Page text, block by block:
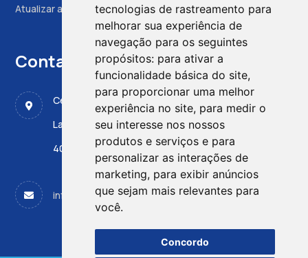
tecnologias de rastreamento para
melhorar sua experiência de
navegação para os seguintes
propósitos: para ativar a
funcionalidade básica do site,
para proporcionar uma melhor
experiência no site, para medir o
seu interesse nos nossos
produtos e serviços e para
personalizar as interações de
marketing, para exibir anúncios
que sejam mais relevantes para
você.
Concordo
Atualizar as preferências das cookies
Contactos
Centro de Medicina Fetal, CMIN - ULS Santo António
Largo da Maternidade de Júlio Dinis 45
4050-651 PORTO
info@apdpn.com